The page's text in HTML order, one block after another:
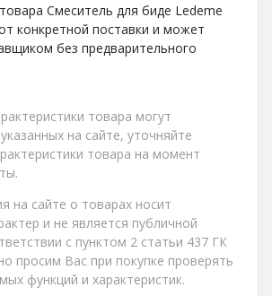
Смеситель для биде Ledeme
конкретной поставки и может
без предварительного
товара могут
на сайте, уточняйте
товара на момент
на сайте о товарах носит
и не является публичной
с пунктом 2 статьи 437 ГК
просим Вас при покупке проверять
функций и характеристик.